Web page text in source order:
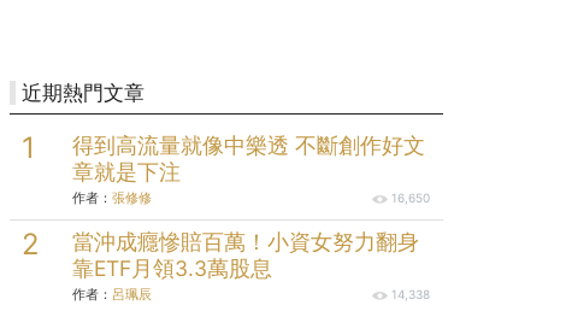
近期熱門文章
得到高流量就像中樂透 不斷創作好文
章就是下注
作者： 張修修 16,650
當沖成癮慘賠百萬！小資女努力翻身
靠ETF月領3.3萬股息
作者： 呂珮辰 14,338